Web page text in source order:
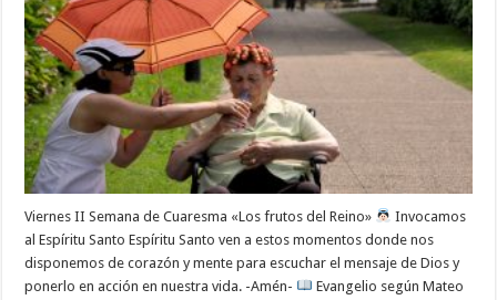
Viernes II Semana de Cuaresma «Los frutos del Reino»
Invocamos
al Espíritu Santo Espíritu Santo ven a estos momentos donde nos
disponemos de corazón y mente para escuchar el mensaje de Dios y
ponerlo en acción en nuestra vida. -Amén-
Evangelio según Mateo